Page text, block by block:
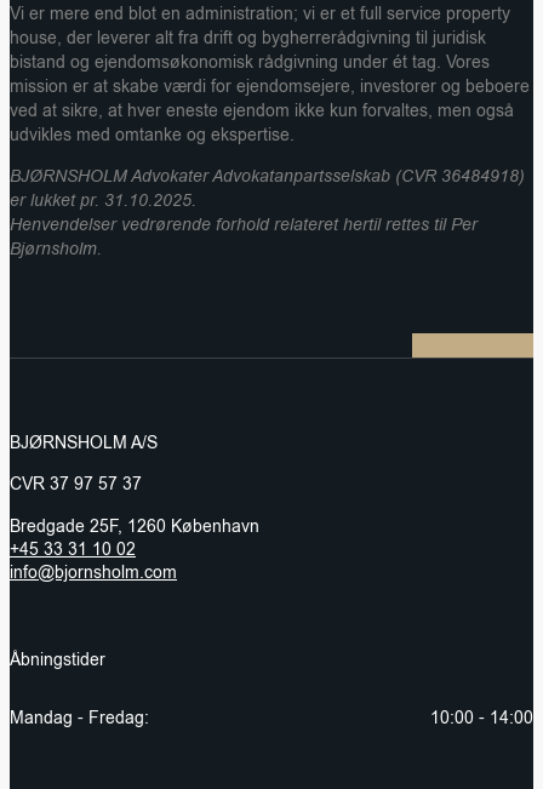
Vi er mere end blot en administration; vi er et full service property
house, der leverer alt fra drift og bygherrerådgivning til juridisk
bistand og ejendomsøkonomisk rådgivning under ét tag. Vores
mission er at skabe værdi for ejendomsejere, investorer og beboere
ved at sikre, at hver eneste ejendom ikke kun forvaltes, men også
udvikles med omtanke og ekspertise.
BJØRNSHOLM Advokater Advokatanpartsselskab (CVR 36484918)
er lukket pr. 31.10.2025.
Henvendelser vedrørende forhold relateret hertil rettes til Per
Bjørnsholm.
BJØRNSHOLM A/S
CVR 37 97 57 37
Bredgade 25F, 1260 København
+45 33 31 10 02
info@bjornsholm.com
Åbningstider
Mandag - Fredag: 10:00 - 14:00